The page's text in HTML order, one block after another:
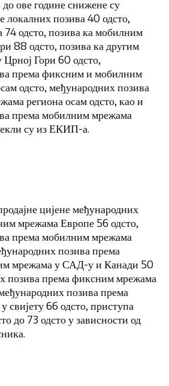
ове године снижене су
локалних позива 40 одсто,
74 одсто, позива ка мобилним
88 одсто, позива ка другим
Гори 60 одсто,
према фиксним и мобилним
одсто, међународних позива
региона осам одсто, као и
према мобилним мрежама
су из ЕКИП-а.
цијене међународних
мрежама Европе 56 одсто,
према мобилним мрежама
позива према
мрежама у САД-у и Канади 50
позива према фиксним мрежама
позива према
66 одсто, приступа
до 73 одсто у зависности од